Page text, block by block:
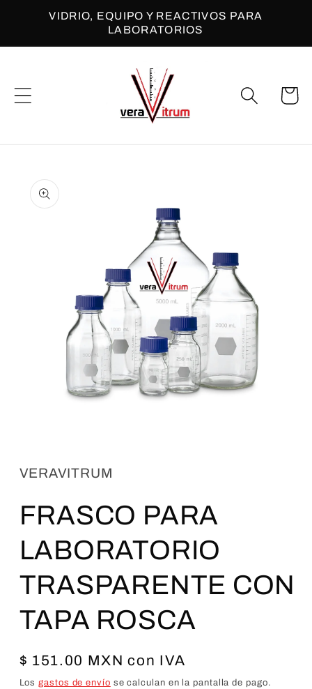
directamente
VIDRIO, EQUIPO Y REACTIVOS PARA
LABORATORIOS
Carrito
a la
información
1
en
modal
VERAVITRUM
FRASCO PARA
LABORATORIO
TRASPARENTE CON
TAPA ROSCA
Precio
habitual
$ 151.00 MXN con IVA
Losgastos de envío se calculan en la pantalla de pago.